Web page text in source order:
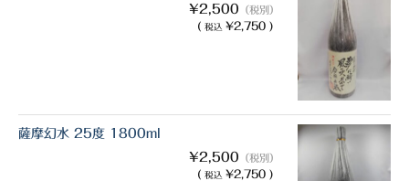
甲斐商店
¥2,500 （税別）
( 税込 ¥2,750 )
薩摩幻水 25度 1800ml
¥2,500 （税別）
( 税込 ¥2,750 )